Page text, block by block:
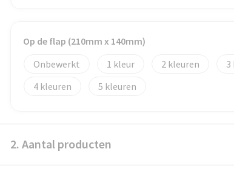
Op de flap (210mm x 140mm)
Onbewerkt
1 2
3
4
5
2. Aantal producten